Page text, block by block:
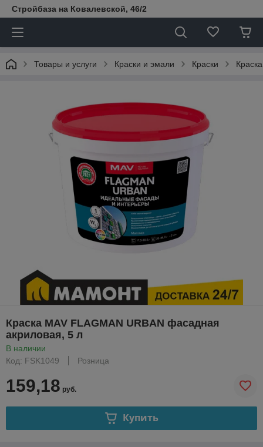
Стройбаза на Ковалевской, 46/2
Товары и услуги Краски и эмали Краски
Краска MAV FLAGMAN URBAN фасадная
акриловая, 5 л
В наличии
Код: FSK1049
Розница
159,18 руб.
Купить